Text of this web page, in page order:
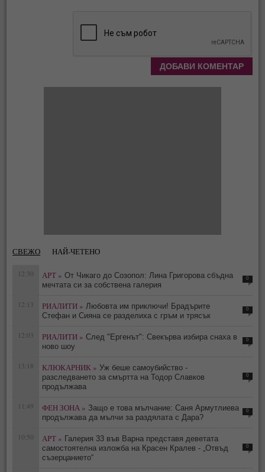
СВЕЖО НАЙ-ЧЕТЕНО
12:30 АРТ » От Чикаго до Созопол: Лина Григорова сбъдна
мечтата си за собствена галерия
0
12:13 РИАЛИТИ » Любовта им приключи! Брадърите
Стефан и Сияна се разделиха с гръм и трясък
0
12:03 РИАЛИТИ » След "Ергенът": Свекърва избира снаха в
ново шоу
0
13:18 КЛЮКАРНИК » Уж беше самоубийство -
разследването за смъртта на Тодор Славков
продължава
0
11:49 ФЕН ЗОНА » Защо е това мълчание: Саня Армутлиева
продължава да мълчи за раздялата с Дара?
0
10:50 АРТ » Галерия 33 във Варна представя деветата
самостоятелна изложба на Красен Кралев - „Отвъд
съзерцанието“
0